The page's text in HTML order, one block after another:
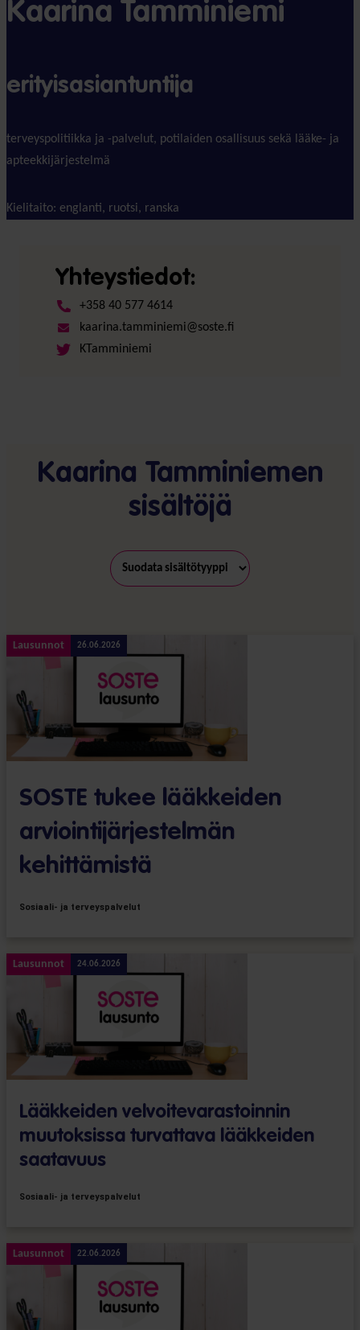
Kaarina Tamminiemi
erityisasiantuntija
terveyspolitiikka ja -palvelut, potilaiden osallisuus sekä lääke- ja
apteekkijärjestelmä
Kielitaito: englanti, ruotsi, ranska
Yhteystiedot:
+358 40 577 4614
kaarina.tamminiemi@soste.fi
KTamminiemi
Kaarina Tamminiemen
sisältöjä
Lausunnot 26.06.2026
SOSTE tukee lääkkeiden
arviointijärjestelmän
kehittämistä
Sosiaali- ja terveyspalvelut
Lausunnot 24.06.2026
Lääkkeiden velvoitevarastoinnin
muutoksissa turvattava lääkkeiden
saatavuus
Sosiaali- ja terveyspalvelut
Lausunnot 22.06.2026